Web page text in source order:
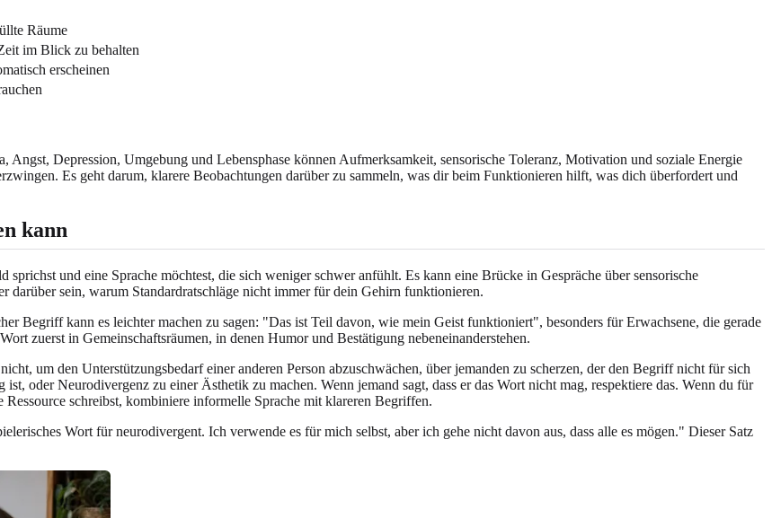
Räume
im Blick zu behalten
erscheinen
Angst, Depression, Umgebung und Lebensphase können Aufmerksamkeit, sensorische Toleranz, Motivation und soziale Energie
Es geht darum, klarere Beobachtungen darüber zu sammeln, was dir beim Funktionieren hilft, was dich überfordert und
kann
und eine Sprache möchtest, die sich weniger schwer anfühlt. Es kann eine Brücke in Gespräche über sensorische
sein, warum Standardratschläge nicht immer für dein Gehirn funktionieren.
Begriff kann es leichter machen zu sagen: "Das ist Teil davon, wie mein Geist funktioniert", besonders für Erwachsene, die gerade
zuerst in Gemeinschaftsräumen, in denen Humor und Bestätigung nebeneinanderstehen.
um den Unterstützungsbedarf einer anderen Person abzuschwächen, über jemanden zu scherzen, der den Begriff nicht für sich
oder Neurodivergenz zu einer Ästhetik zu machen. Wenn jemand sagt, dass er das Wort nicht mag, respektiere das. Wenn du für
schreibst, kombiniere informelle Sprache mit klareren Begriffen.
Wort für neurodivergent. Ich verwende es für mich selbst, aber ich gehe nicht davon aus, dass alle es mögen." Dieser Satz